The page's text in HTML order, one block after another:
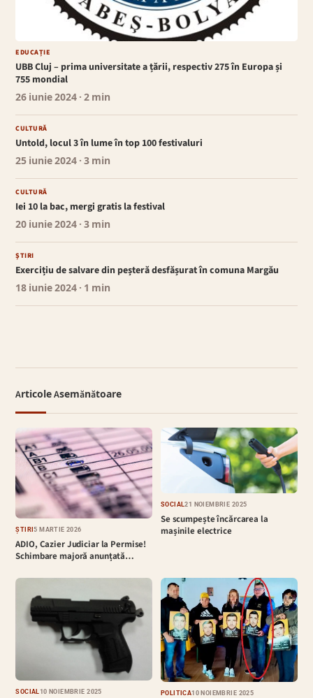
EDUCAȚIE
UBB Cluj – prima universitate a țării, respectiv 275 în Europa și
755 mondial
26 iunie 2024 · 2 min
CULTURĂ
Untold, locul 3 în lume în top 100 festivaluri
25 iunie 2024 · 3 min
CULTURĂ
Iei 10 la bac, mergi gratis la festival
20 iunie 2024 · 3 min
ȘTIRI
Exercițiu de salvare din peșteră desfășurat în comuna Margău
18 iunie 2024 · 1 min
Articole Asemănătoare
ȘTIRI5 MARTIE 2026
ADIO, Cazier Judiciar la Permise!
Schimbare majoră anunțată…
SOCIAL21 NOIEMBRIE 2025
Se scumpește încărcarea la
mașinile electrice
SOCIAL 10 NOIEMBRIE 2025 POLITICĂ10 NOIEMBRIE 2025